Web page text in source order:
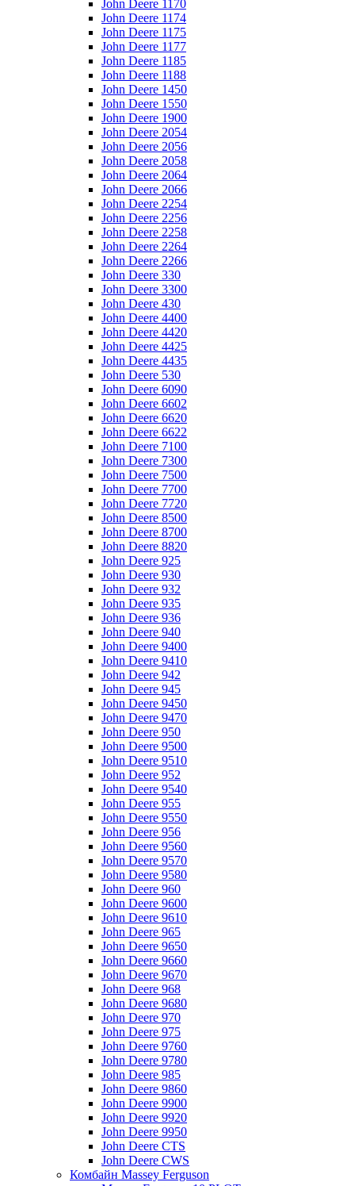
John Deere 1170
John Deere 1174
John Deere 1175
John Deere 1177
John Deere 1185
John Deere 1188
John Deere 1450
John Deere 1550
John Deere 1900
John Deere 2054
John Deere 2056
John Deere 2058
John Deere 2064
John Deere 2066
John Deere 2254
John Deere 2256
John Deere 2258
John Deere 2264
John Deere 2266
John Deere 330
John Deere 3300
John Deere 430
John Deere 4400
John Deere 4420
John Deere 4425
John Deere 4435
John Deere 530
John Deere 6090
John Deere 6602
John Deere 6620
John Deere 6622
John Deere 7100
John Deere 7300
John Deere 7500
John Deere 7700
John Deere 7720
John Deere 8500
John Deere 8700
John Deere 8820
John Deere 925
John Deere 930
John Deere 932
John Deere 935
John Deere 936
John Deere 940
John Deere 9400
John Deere 9410
John Deere 942
John Deere 945
John Deere 9450
John Deere 9470
John Deere 950
John Deere 9500
John Deere 9510
John Deere 952
John Deere 9540
John Deere 955
John Deere 9550
John Deere 956
John Deere 9560
John Deere 9570
John Deere 9580
John Deere 960
John Deere 9600
John Deere 9610
John Deere 965
John Deere 9650
John Deere 9660
John Deere 9670
John Deere 968
John Deere 9680
John Deere 970
John Deere 975
John Deere 9760
John Deere 9780
John Deere 985
John Deere 9860
John Deere 9900
John Deere 9920
John Deere 9950
John Deere CTS
John Deere CWS
Комбайн Massey Ferguson